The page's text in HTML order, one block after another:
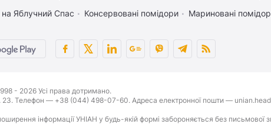
на Яблучний Спас
Консервовані помідори Мариновані
- 2026 Усі права дотримано.
Телефон — +38 (044) 498-07-60. Адреса електронної пошти —
інформації УНІАН у будь-якій формі забороняється без письмової